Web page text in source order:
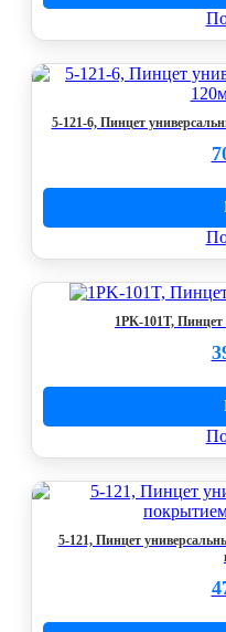
5-121-6, Пинцет
1PK-101T,
5-121, Пинцет